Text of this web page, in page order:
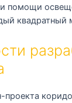
помощи
квадратный
проекта